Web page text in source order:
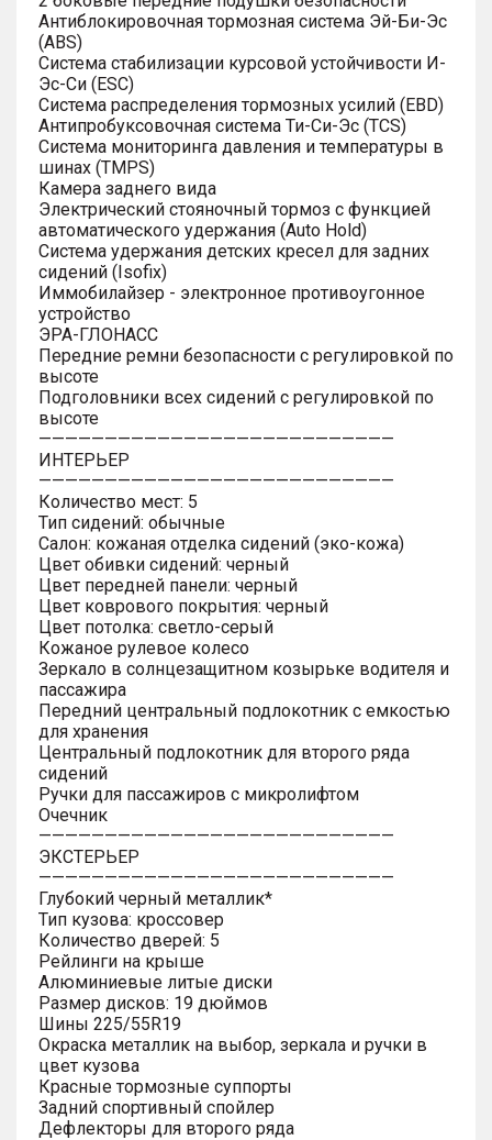
Антиблокировочная тормозная система Эй-Би-Эс
(ABS)
Система стабилизации курсовой устойчивости И-
Эс-Си (ESC)
Система распределения тормозных усилий (EBD)
Антипробуксовочная система Ти-Си-Эс (TCS)
Система мониторинга давления и температуры в
шинах (TMPS)
Камера заднего вида
Электрический стояночный тормоз с функцией
автоматического удержания (Auto Hold)
Система удержания детских кресел для задних
сидений (Isofix)
Иммобилайзер - электронное противоугонное
устройство
ЭРА-ГЛОНАСС
Передние ремни безопасности с регулировкой по
высоте
Подголовники всех сидений с регулировкой по
высоте
———————————————————————————
ИНТЕРЬЕР
———————————————————————————
Количество мест: 5
Тип сидений: обычные
Салон: кожаная отделка сидений (эко-кожа)
Цвет обивки сидений: черный
Цвет передней панели: черный
Цвет коврового покрытия: черный
Цвет потолка: светло-серый
Кожаное рулевое колесо
Зеркало в солнцезащитном козырьке водителя и
пассажира
Передний центральный подлокотник с емкостью
для хранения
Центральный подлокотник для второго ряда
сидений
Ручки для пассажиров с микролифтом
Очечник
———————————————————————————
ЭКСТЕРЬЕР
———————————————————————————
Глубокий черный металлик*
Тип кузова: кроссовер
Количество дверей: 5
Рейлинги на крыше
Алюминиевые литые диски
Размер дисков: 19 дюймов
Шины 225/55R19
Окраска металлик на выбор, зеркала и ручки в
цвет кузова
Красные тормозные суппорты
Задний спортивный спойлер
Дефлекторы для второго ряда